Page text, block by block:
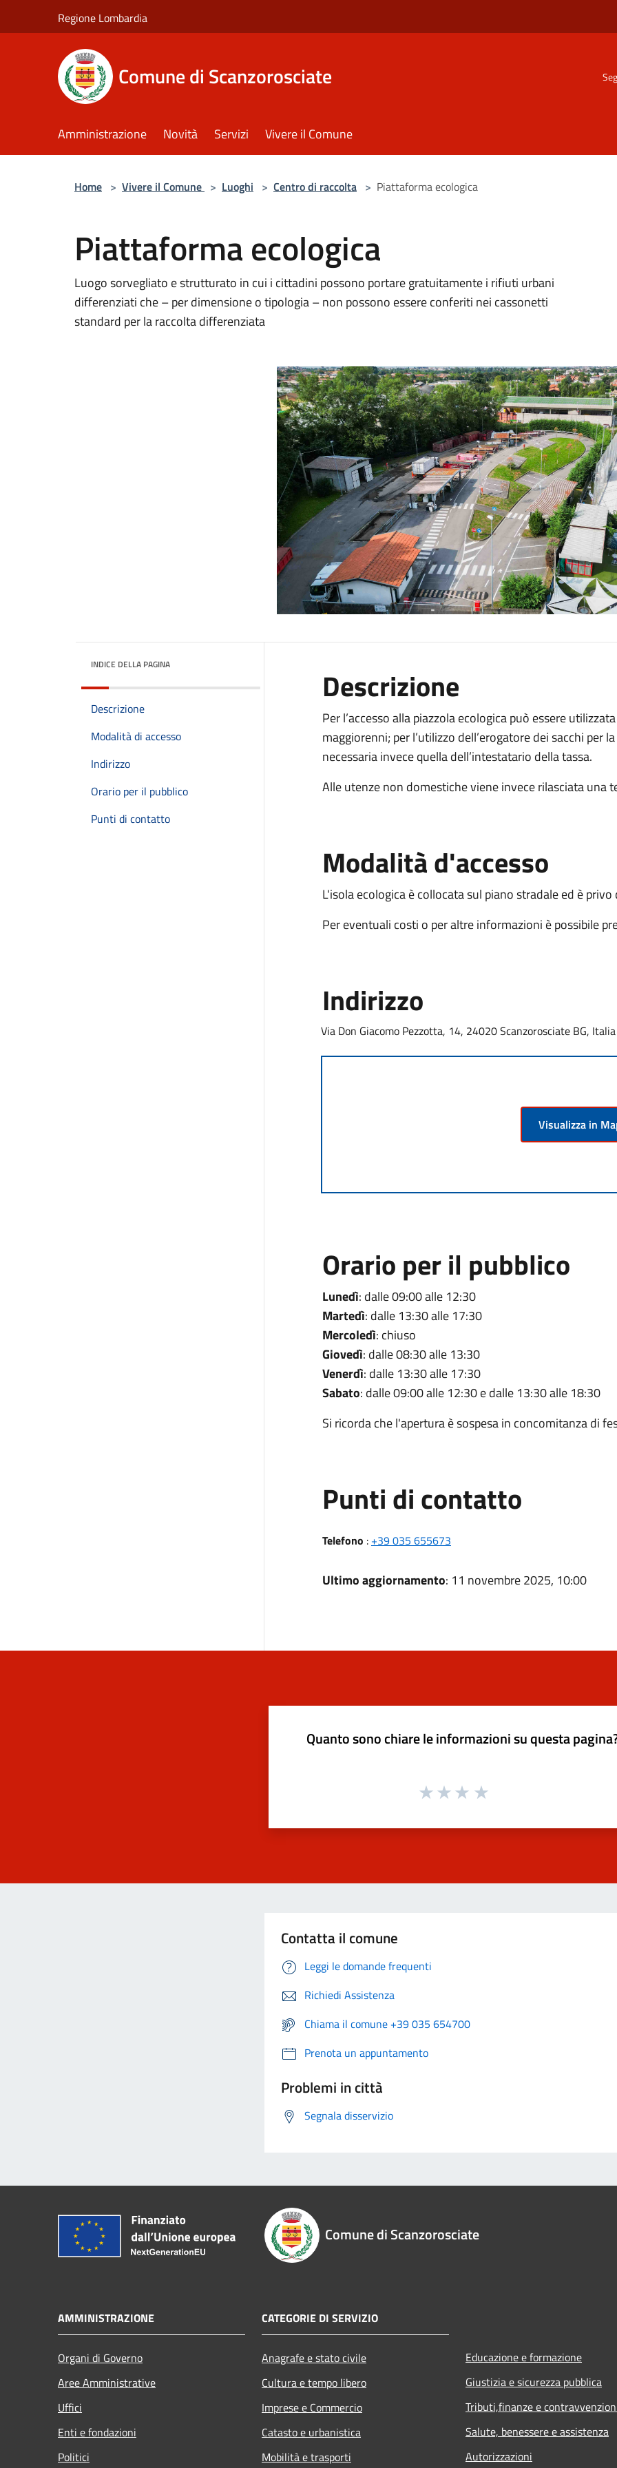
Regione Lombardia
Comune di Scanzorosciate
Amministrazione Novità Servizi Vivere il Comune
Home > Vivere il Comune > Luoghi > Centro di raccolta > Piattaforma ecologica
Piattaforma ecologica
Luogo sorvegliato e strutturato in cui i cittadini possono portare gratuitamente i rifiuti urbani
differenziati che – per dimensione o tipologia – non possono essere conferiti nei cassonetti
standard per la raccolta differenziata
INDICE DELLA PAGINA
Descrizione
Modalità di accesso
Indirizzo
Orario per il pubblico
Punti di contatto
Descrizione
Per l’accesso alla piazzola ecologica può essere
maggiorenni; per l’utilizzo dell’erogatore dei sacchi per
necessaria invece quella dell’intestatario della tassa.
Alle utenze non domestiche viene invece rilasciata una
Modalità d'accesso
L'isola ecologica è collocata sul piano stradale ed è
Per eventuali costi o per altre informazioni è possibile
Indirizzo
Via Don Giacomo Pezzotta, 14, 24020 Scanzorosciate BG, Italia
Visualizza in
Orario per il pubblico
Lunedì: dalle 09:00 alle 12:30
Martedì: dalle 13:30 alle 17:30
Mercoledì: chiuso
Giovedì: dalle 08:30 alle 13:30
Venerdì: dalle 13:30 alle 17:30
Sabato: dalle 09:00 alle 12:30 e dalle 13:30 alle 18:30
Si ricorda che l'apertura è sospesa in concomitanza di
Punti di contatto
Telefono : +39 035 655673
Ultimo aggiornamento: 11 novembre 2025, 10:00
Quanto sono chiare le informazioni su questa
Contatta il comune
Leggi le domande frequenti
Richiedi Assistenza
Chiama il comune +39 035 654700
Prenota un appuntamento
Problemi in città
Segnala disservizio
Comune di Scanzorosciate
AMMINISTRAZIONE
Organi di Governo
Aree Amministrative
Uffici
Enti e fondazioni
Politici
CATEGORIE DI SERVIZIO
Anagrafe e stato civile
Cultura e tempo libero
Imprese e Commercio
Catasto e urbanistica
Mobilità e trasporti
Educazione e formazione
Giustizia e sicurezza pubblica
Tributi,finanze e
Salute, benessere e assistenza
Autorizzazioni